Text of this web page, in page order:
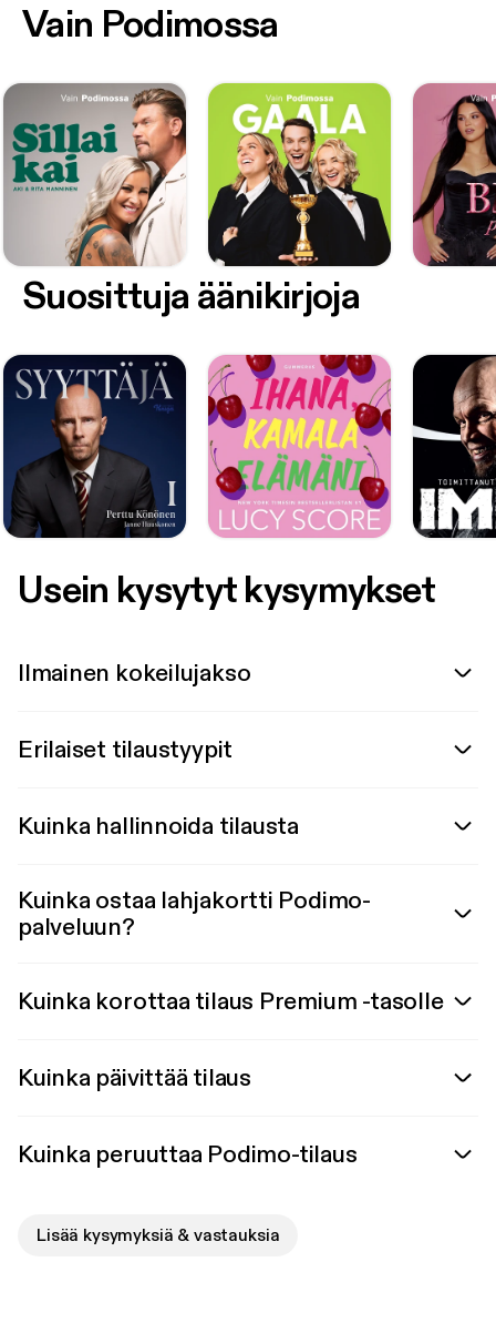
Vain Podimossa
Suosittuja äänikirjoja
Usein kysytyt kysymykset
Ilmainen kokeilujakso
Erilaiset tilaustyypit
Kuinka hallinnoida tilausta
Kuinka ostaa lahjakortti Podimo-
palveluun?
Kuinka korottaa tilaus Premium -tasolle
Kuinka päivittää tilaus
Kuinka peruuttaa Podimo-tilaus
Lisää kysymyksiä & vastauksia